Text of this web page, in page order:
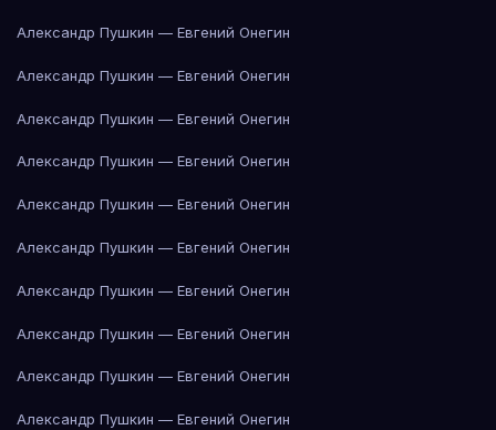
Александр Пушкин — Евгений Онегин
Александр Пушкин — Евгений Онегин
Александр Пушкин — Евгений Онегин
Александр Пушкин — Евгений Онегин
Александр Пушкин — Евгений Онегин
Александр Пушкин — Евгений Онегин
Александр Пушкин — Евгений Онегин
Александр Пушкин — Евгений Онегин
Александр Пушкин — Евгений Онегин
Александр Пушкин — Евгений Онегин